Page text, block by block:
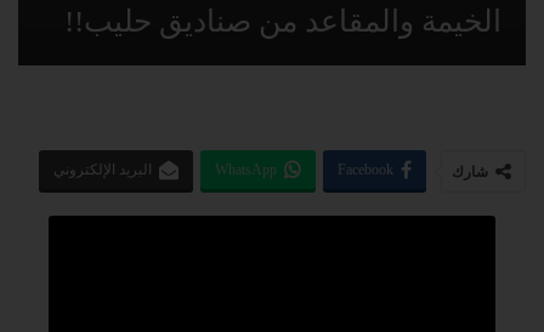
الخيمة والمقاعد من صناديق حليب!!
شارك Facebook
WhatsApp البريد الإلكتروني